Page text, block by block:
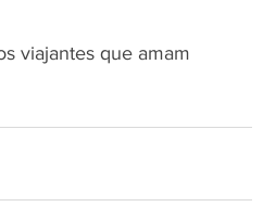
viajantes que amam